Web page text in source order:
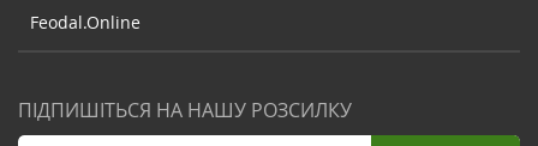
Feodal.Online
ПІДПИШІТЬСЯ НА НАШУ РОЗСИЛКУ